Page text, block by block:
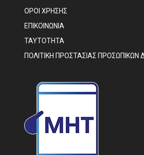
ΟΡΟΙ ΧΡΗΣΗΣ
ΕΠΙΚΟΙΝΩΝΙΑ
ΤΑΥΤΟΤΗΤΑ
ΠΟΛΙΤΙΚΗ ΠΡΟΣΤΑΣΙΑΣ